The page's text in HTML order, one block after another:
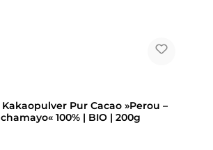
Kakaopulver Pur Cacao »Perou –
Chanchamayo« 100% | BIO | 200g